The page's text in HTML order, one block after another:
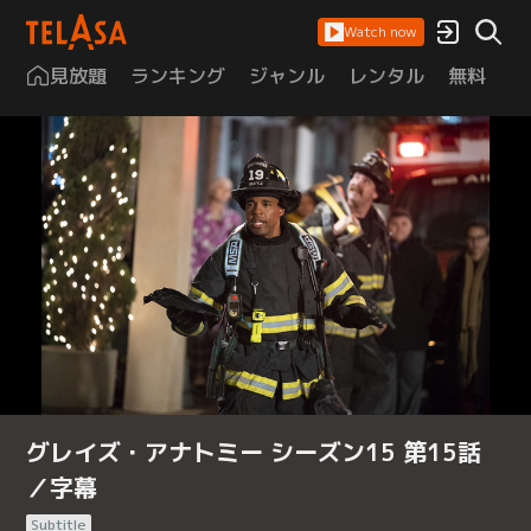
Watch now
見放題 ランキング ジャンル レンタル 無料
グレイズ・アナトミー シーズン15 第15話
／字幕
Subtitle